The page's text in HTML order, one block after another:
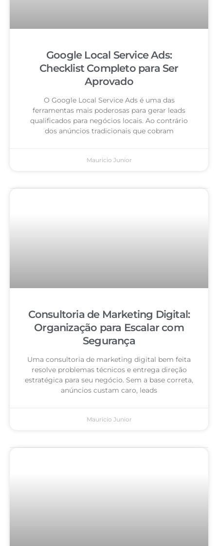
Google Local Service Ads:
Checklist Completo para Ser
Aprovado
O Google Local Service Ads é uma das
ferramentas mais poderosas para gerar leads
qualificados para negócios locais. Ao contrário
dos anúncios tradicionais que cobram
Mauricio Junior
Consultoria de Marketing Digital:
Organização para Escalar com
Segurança
Uma consultoria de marketing digital bem feita
resolve problemas técnicos e entrega direção
estratégica para seu negócio. Sem a base correta,
anúncios custam caro, leads
Mauricio Junior